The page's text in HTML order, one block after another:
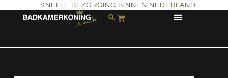
SNELLE BEZORGING BINNEN NEDERLAND